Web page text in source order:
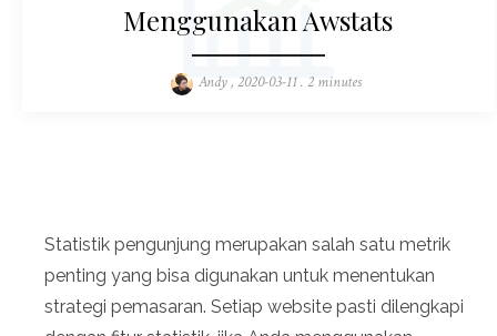
Menggunakan Awstats
Author
Andy, 2020-03-11. 2 minutes
Statistik pengunjung merupakan salah satu metrik
penting yang bisa digunakan untuk menentukan
strategi pemasaran. Setiap website pasti dilengkapi